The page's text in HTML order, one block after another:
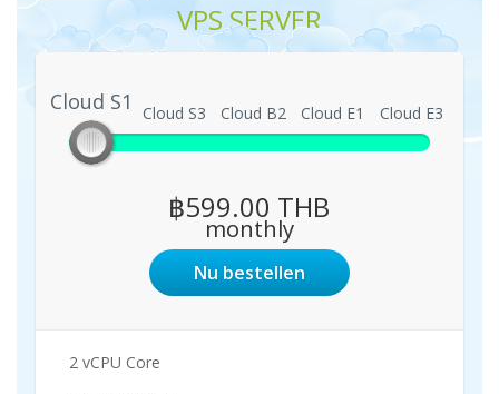
VPS SERVER
Cloud S1
Cloud S1 Cloud S3 Cloud B2 Cloud E1 Cloud E3
฿599.00 THB
monthly
Nu bestellen
2 vCPU Core